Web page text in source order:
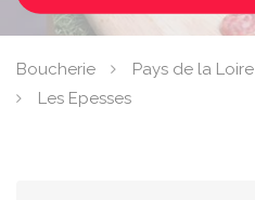
Boucherie Pays de la Loire
Les Epesses